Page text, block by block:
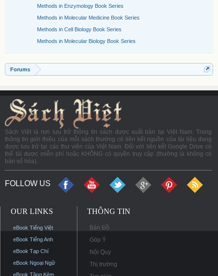
Methods in Enzymology Book Series
Methods in Molecular Medicine Book Series
Methods in Cell Biology Book Series
Methods in Molecular Biology Book Series
Forums
Sách Việt là nơi lưu trữ thông tin sách được xuất bản tại Việt Nam. Trong
thông tin giới thiệu của mỗi sách thường có liên kết nguồn của tài liệu đang
được lưu trữ tại các thư viện của Việt Nam. Đối với liên kết Google Drive có
thể tải được miễn phí hoặc KHÔNG có quyền truy cập (thường là không có
bản số hóa).
FOLLOW US
OUR LINKS
eBook Tiếng Việt
eBook Tiếng Anh
eBook Tạp Chí
eBook Ngoại Ngữ
eBook Tặng Kèm
THÔNG TIN
Bản Đồ
Góp Ý
Nội Quy
Thị trường